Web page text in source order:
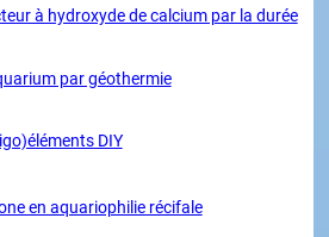
à hydroxyde de calcium par la durée
par géothermie
DIY
en aquariophilie récifale